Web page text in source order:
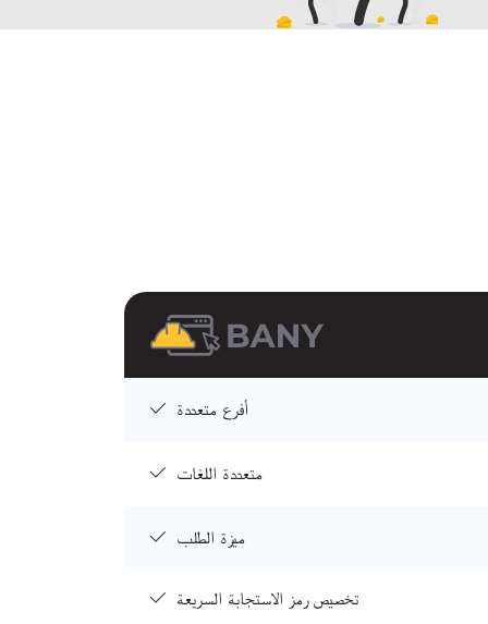
أفرع متعددة
متعددة اللغات
ميزة الطلب
تخصيص رمز الاستجابة السريعة